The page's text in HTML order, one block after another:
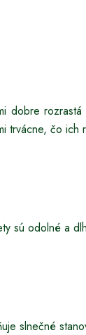
dobre
trvácne, čo ich
sú odolné a
slnečné